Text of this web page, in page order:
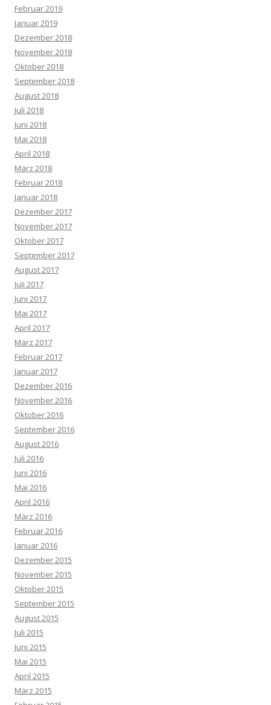
Februar 2019
Januar 2019
Dezember 2018
November 2018
Oktober 2018
September 2018
August 2018
Juli 2018
Juni 2018
Mai 2018
April 2018
März 2018
Februar 2018
Januar 2018
Dezember 2017
November 2017
Oktober 2017
September 2017
August 2017
Juli 2017
Juni 2017
Mai 2017
April 2017
März 2017
Februar 2017
Januar 2017
Dezember 2016
November 2016
Oktober 2016
September 2016
August 2016
Juli 2016
Juni 2016
Mai 2016
April 2016
März 2016
Februar 2016
Januar 2016
Dezember 2015
November 2015
Oktober 2015
September 2015
August 2015
Juli 2015
Juni 2015
Mai 2015
April 2015
März 2015